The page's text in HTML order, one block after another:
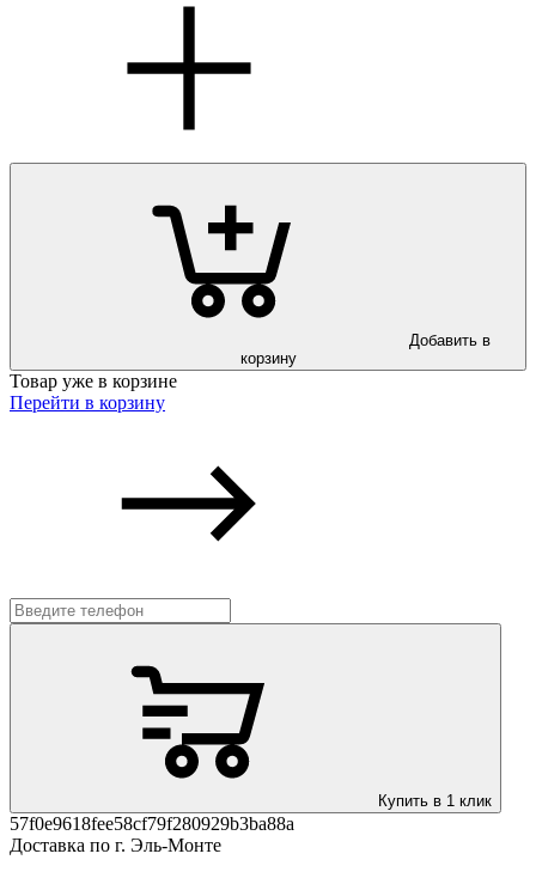
корзину
Товар уже в корзине
Перейти в корзину
Купить в 1 клик
57f0e9618fee58cf79f280929b3ba88a
Доставка по г. Эль-Монте